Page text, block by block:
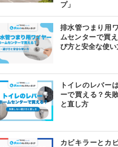
プ」
排水管つまり用
ムセンターで買
び方と安全な使い
トイレのレバー
ーで買える？失
と直し方
カビキラーとカ